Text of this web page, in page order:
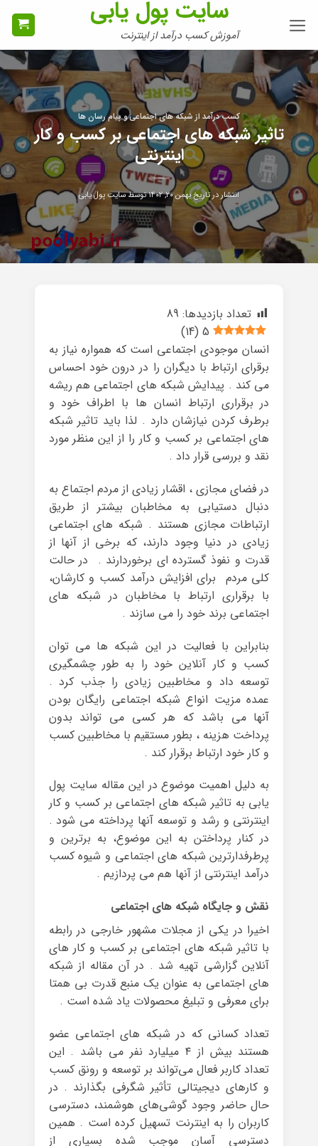
سایت پول یابی
آموزش کسب درآمد از اینترنت
کسب درآمد از شبکه های اجتماعی و پیام رسان ها
تاثیر شبکه های اجتماعی بر کسب و کار
اینترنتی
انتشار در تاریخبهمن ۲۰, ۱۴۰۲ توسطسایت پول یابی
تعداد بازدیدها: 89
5
(
14
)
انسان موجودی اجتماعی است که همواره نیاز به
برقرای ارتباط با دیگران را در درون خود احساس
می کند . پیدایش شبکه های اجتماعی هم ریشه
در برقراری ارتباط انسان ها با اطراف خود و
برطرف کردن نیازشان دارد . لذا باید تاثیر شبکه
های اجتماعی بر کسب و کار را از این منظر مورد
نقد و بررسی قرار داد .
در فضای مجازی ، اقشار زیادی از مردم اجتماع به
دنبال دستیابی به مخاطبان بیشتر از طریق
ارتباطات مجازی هستند . شبکه های اجتماعی
زیادی در دنیا وجود دارند، که برخی از آنها از
قدرت و نفوذ گسترده ای برخوردارند . در حالت
کلی مردم برای افزایش درآمد کسب و کارشان،
با برقراری ارتباط با مخاطبان در شبکه های
اجتماعی برند خود را می سازند .
بنابراین با فعالیت در این شبکه ها می توان
کسب و کار آنلاین خود را به طور چشمگیری
توسعه داد و مخاطبین زیادی را جذب کرد .
عمده مزیت انواع شبکه اجتماعی رایگان بودن
آنها می باشد که هر کسی می تواند بدون
پرداخت هزینه ، بطور مستقیم با مخاطبین کسب
و کار خود ارتباط برقرار کند .
به دلیل اهمیت موضوع در این مقاله سایت پول
یابی به تاثیر شبکه های اجتماعی بر کسب و کار
اینترنتی و رشد و توسعه آنها پرداخته می شود .
در کنار پرداختن به این موضوع، به برترین و
پرطرفدارترین شبکه های اجتماعی و شیوه کسب
درآمد اینترنتی از آنها هم می پردازیم .
نقش و جایگاه شبکه های اجتماعی
اخیرا در یکی از مجلات مشهور خارجی در رابطه
با تاثیر شبکه های اجتماعی بر کسب و کار های
آنلاین گزارشی تهیه شد . در آن مقاله از شبکه
های اجتماعی به عنوان یک منبع قدرت بی همتا
برای معرفی و تبلیغ محصولات یاد شده است .
تعداد کسانی که در شبکه های اجتماعی عضو
هستند بیش از ۴ میلیارد نفر می‌ باشد . این
تعداد کاربر فعال می‌تواند بر توسعه و رونق کسب
و کارهای دیجیتالی تأثیر شگرفی بگذارند . در
حال حاضر وجود گوشی‌های هوشمند، دسترسی
کاربران را به اینترنت تسهیل کرده است . همین
دسترسی آسان موجب شده بسیاری از